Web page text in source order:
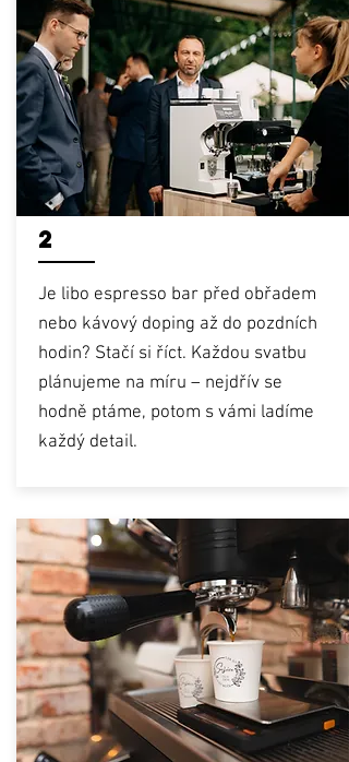
2
Je libo espresso bar před obřadem
nebo kávový doping až do pozdních
hodin? Stačí si říct. Každou svatbu
plánujeme na míru – nejdřív se
hodně ptáme, potom s vámi ladíme
každý detail.